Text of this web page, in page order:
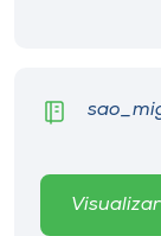
Visualizar